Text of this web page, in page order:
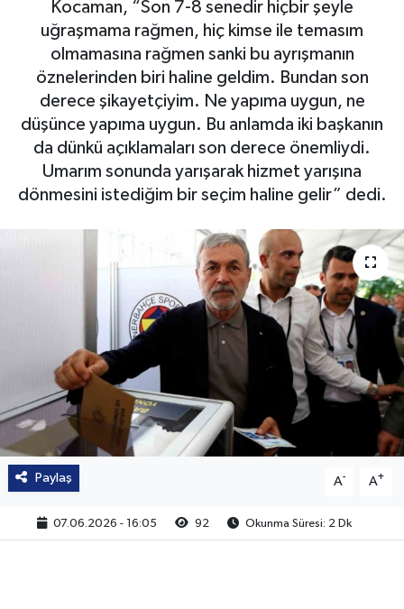
Kocaman, “Son 7-8 senedir hiçbir şeyle
uğraşmama rağmen, hiç kimse ile temasım
olmamasına rağmen sanki bu ayrışmanın
öznelerinden biri haline geldim. Bundan son
derece şikayetçiyim. Ne yapıma uygun, ne
düşünce yapıma uygun. Bu anlamda iki başkanın
da dünkü açıklamaları son derece önemliydi.
Umarım sonunda yarışarak hizmet yarışına
dönmesini istediğim bir seçim haline gelir” dedi.
Paylaş A- A+
07.06.2026 - 16:05 92 Okunma Süresi: 2 Dk